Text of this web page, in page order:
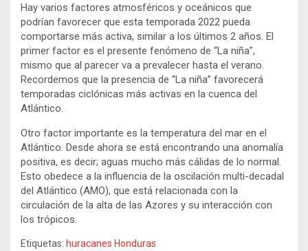
Hay varios factores atmosféricos y oceánicos que
podrían favorecer que esta temporada 2022 pueda
comportarse más activa, similar a los últimos 2 años. El
primer factor es el presente fenómeno de “La niña”,
mismo que al parecer va a prevalecer hasta el verano.
Recordemos que la presencia de “La niña” favorecerá
temporadas ciclónicas más activas en la cuenca del
Atlántico.
Otro factor importante es la temperatura del mar en el
Atlántico. Desde ahora se está encontrando una anomalía
positiva, es decir; aguas mucho más cálidas de lo normal.
Esto obedece a la influencia de la oscilación multi-decadal
del Atlántico (AMO), que está relacionada con la
circulación de la alta de las Azores y su interacción con
los trópicos.
Etiquetas: huracanes Honduras